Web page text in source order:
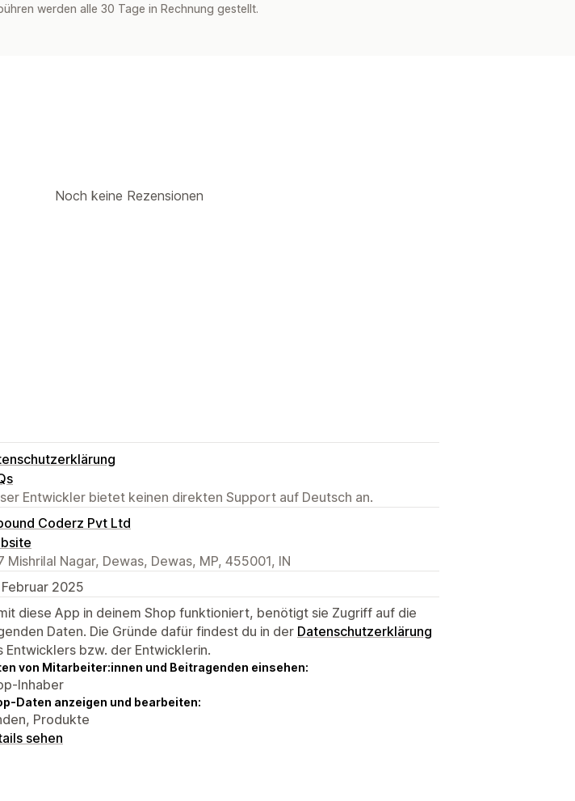
werden alle 30 Tage in Rechnung gestellt.
Noch keine Rezensionen
Entwickler bietet keinen direkten Support auf Deutsch an.
Coderz Pvt Ltd
Mishrilal Nagar, Dewas, Dewas, MP, 455001, IN
Februar 2025
diese App in deinem Shop funktioniert, benötigt sie Zugriff auf die
Daten. Die Gründe dafür findest du in der Datenschutzerklärung
Entwicklers bzw. der Entwicklerin.
von Mitarbeiter:innen und Beitragenden einsehen:
Inhaber
Daten anzeigen und bearbeiten:
Produkte
sehen